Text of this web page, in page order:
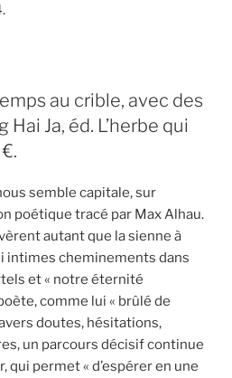
au crible, avec des
Ja, éd. L’herbe qui
semble capitale, sur
poétique tracé par Max Alhau.
autant que la sienne à
intimes cheminements dans
et « notre éternité
comme lui « brûlé de
doutes, hésitations,
un parcours décisif continue
qui permet « d’espérer en une